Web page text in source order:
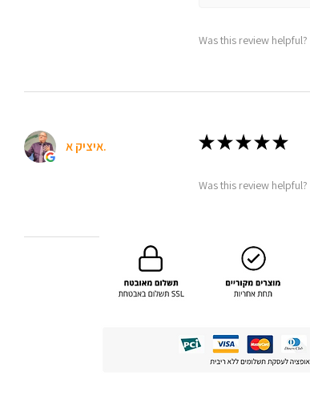
Was this review helpful?
איציק א. ★★★★★
Was this review helpful?